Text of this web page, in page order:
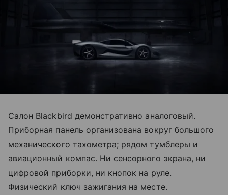
Салон Blackbird демонстративно аналоговый.
Приборная панель организована вокруг большого
механического тахометра; рядом тумблеры и
авиационный компас. Ни сенсорного экрана, ни
цифровой приборки, ни кнопок на руле.
Физический ключ зажигания на месте.